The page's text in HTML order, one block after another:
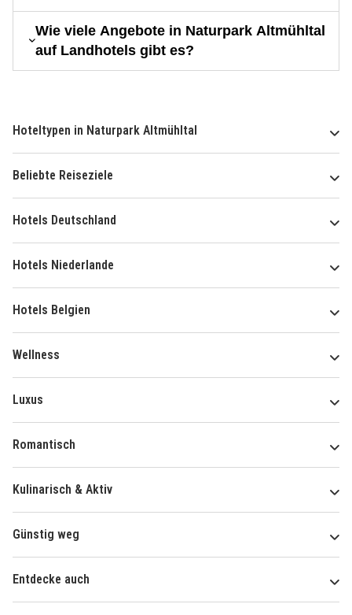
Wie viele Angebote in Naturpark Altmühltal
auf Landhotels gibt es?
Hoteltypen in Naturpark Altmühltal
Beliebte Reiseziele
Hotels Deutschland
Hotels Niederlande
Hotels Belgien
Wellness
Luxus
Romantisch
Kulinarisch & Aktiv
Günstig weg
Entdecke auch